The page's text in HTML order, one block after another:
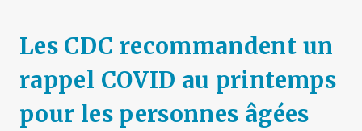
Les CDC recommandent un
rappel COVID au printemps
pour les personnes âgées